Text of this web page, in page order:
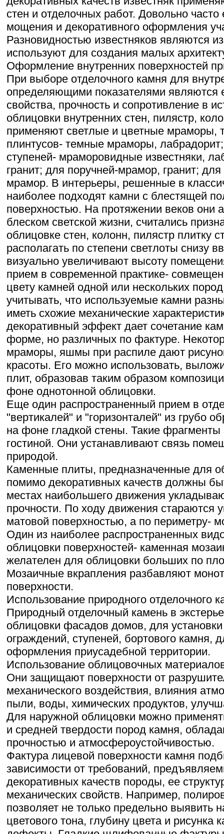
стен и отделочных работ. Довольно часто
мощения и декоративного оформления
Разновидностью известняков являются
используют для создания малых
Оформление внутренних поверхностей
При выборе отделочного камня для
определяющими показателями являются
свойства, прочность и сопротивление в
облицовки внутренних стен, пилястр,
применяют светлые и цветные мраморы,
плинтусов- темные мраморы,
ступеней- мраморовидные известняки,
гранит; для поручней-мрамор, гранит;
мрамор. В интерьеры, решенные в
наиболее подходят камни с блестящей
поверхностью. На протяжении веков они
блеском светской жизни, считались
облицовке стен, колонн, пилястр плитку
располагать по степени светлоты снизу
визуально увеличивают высоту
прием в современной практике-
цвету камней одной или нескольких
учитывать, что используемые камни
иметь схожие механические
декоративный эффект дает сочетание
форме, но различных по фактуре.
мраморы, яшмы при распиле дают
красоты. Его можно использовать,
плит, образовав таким образом
фоне однотонной облицовки.
Еще один распространенный прием в
"вертикалей" и "горизонталей" из грубо
на фоне гладкой стены. Такие
гостиной. Они устанавливают связь
природой.
Каменные плиты, предназначенные для
помимо декоративных качеств должны
местах наибольшего движения
прочности. По ходу движения стараются
матовой поверхностью, а по периметру-
Один из наиболее распространенных
облицовки поверхностей- каменная
желателен для облицовки больших по
Мозаичные вкрапления разбавляют
поверхности.
Использование природного отделочного
Природный отделочный камень в
облицовки фасадов домов, для
ограждений, ступеней, бортового камня,
оформления приусадебной территории.
Использование облицовочных
Они защищают поверхности от
механического воздействия, влияния
пыли, воды, химических продуктов,
Для наружной облицовки можно
и средней твердости пород камня,
прочностью и атмосфероустойчивостью.
Фактура лицевой поверхности камня
зависимости от требований,
декоративных качеств породы, ее
механических свойств. Например,
позволяет не только предельно выявить
цветового тона, глубину цвета и рисунка